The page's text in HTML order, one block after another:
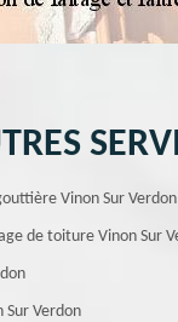
Vinon Sur Verdon
de toiture Vinon Sur
Sur Verdon